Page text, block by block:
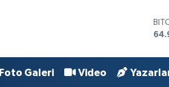
Foto Galeri Video